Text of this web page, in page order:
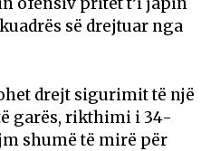
së drejtuar nga
drejt sigurimit të një
garës, rikthimi i 34-
shumë të mirë për